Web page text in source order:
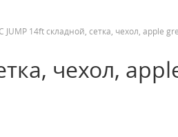
JUMP 14ft складной, сетка, чехол, apple
чехол,